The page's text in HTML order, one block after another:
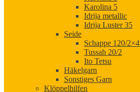
Karolina 5
Idrija metallic
Idrija Luster 35
Seide
Schappe 120/2×4
Tussah 20/2
Ito Tetsu
Häkelgarn
Sonstiges Garn
Klöppelhilfen